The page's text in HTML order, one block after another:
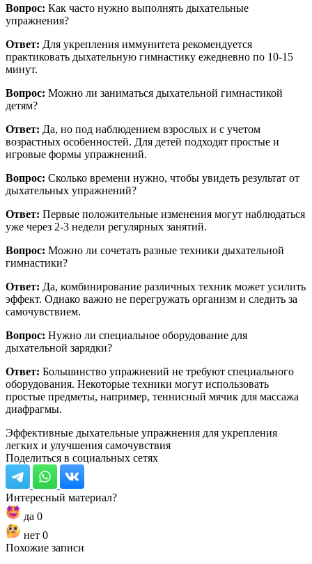
Вопрос: Как часто нужно выполнять дыхательные
упражнения?
Ответ: Для укрепления иммунитета рекомендуется
практиковать дыхательную гимнастику ежедневно по 10-15
минут.
Вопрос: Можно ли заниматься дыхательной гимнастикой
детям?
Ответ: Да, но под наблюдением взрослых и с учетом
возрастных особенностей. Для детей подходят простые и
игровые формы упражнений.
Вопрос: Сколько времени нужно, чтобы увидеть результат от
дыхательных упражнений?
Ответ: Первые положительные изменения могут наблюдаться
уже через 2-3 недели регулярных занятий.
Вопрос: Можно ли сочетать разные техники дыхательной
гимнастики?
Ответ: Да, комбинирование различных техник может усилить
эффект. Однако важно не перегружать организм и следить за
самочувствием.
Вопрос: Нужно ли специальное оборудование для
дыхательной зарядки?
Ответ: Большинство упражнений не требуют специального
оборудования. Некоторые техники могут использовать
простые предметы, например, теннисный мячик для массажа
диафрагмы.
Эффективные дыхательные упражнения для укрепления
легких и улучшения самочувствия
Поделиться в социальных сетях
Интересный материал?
да 0
нет 0
Похожие записи